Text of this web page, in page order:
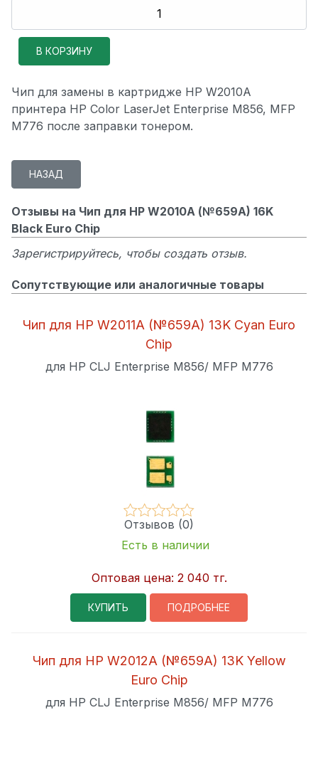
Чип для замены в картридже HP W2010A
принтера HP Color LaserJet Enterprise M856, MFP
M776 после заправки тонером.
Отзывы на Чип для HP W2010A (№659A) 16K
Black Euro Chip
Зарегистрируйтесь, чтобы создать отзыв.
Сопутствующие или аналогичные товары
Чип для HP W2011A (№659A) 13K Cyan Euro
Chip
для HP CLJ Enterprise M856/ MFP M776
Отзывов (0)
Есть в наличии
Оптовая цена: 2 040 тг.
КУПИТЬ ПОДРОБНЕЕ
Чип для HP W2012A (№659A) 13K Yellow
Euro Chip
для HP CLJ Enterprise M856/ MFP M776